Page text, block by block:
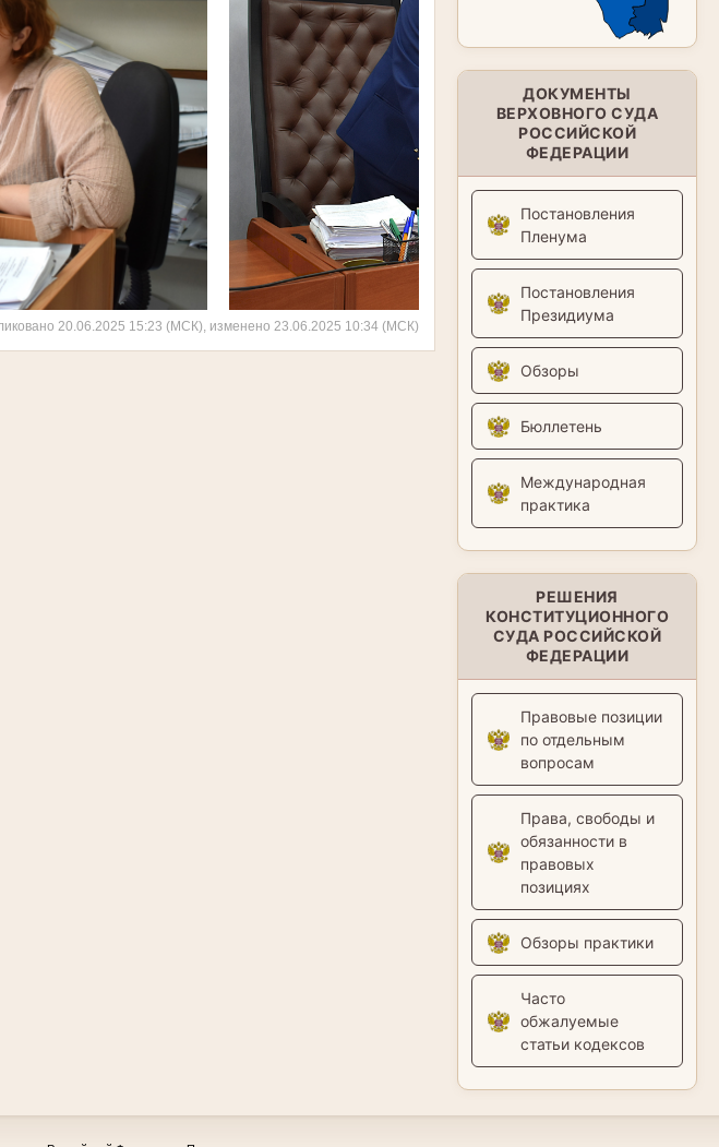
ДОКУМЕНТЫ
ВЕРХОВНОГО СУДА
РОССИЙСКОЙ
ФЕДЕРАЦИИ
Постановления
Пленума
Постановления
Президиума
Обзоры
Бюллетень
Международная
практика
РЕШЕНИЯ
КОНСТИТУЦИОННОГО
СУДА РОССИЙСКОЙ
ФЕДЕРАЦИИ
Правовые позиции
по отдельным
вопросам
Права, свободы и
обязанности в
правовых
позициях
Обзоры практики
Часто
обжалуемые
статьи кодексов
20.06.2025 15:23 (МСК), изменено 23.06.2025 10:34 (МСК)